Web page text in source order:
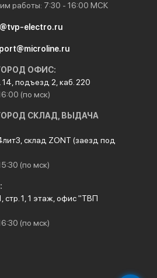
работы: 7:30 - 16:00 МСК
electro.ru
ОФИС:
подъезд 2, каб. 220
(по мск)
СКЛАД, ВЫДАЧА
склад ZONT (заезд под
(по мск)
стр. 1, 1 этаж, офис "ТВП
(по мск)